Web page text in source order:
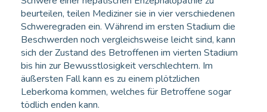
beurteilen, teilen Mediziner sie in vier verschiedenen
Schweregraden ein. Während im ersten Stadium die
Beschwerden noch vergleichsweise leicht sind, kann
sich der Zustand des Betroffenen im vierten Stadium
bis hin zur Bewusstlosigkeit verschlechtern. Im
äußersten Fall kann es zu einem plötzlichen
Leberkoma kommen, welches für Betroffene sogar
tödlich enden kann.